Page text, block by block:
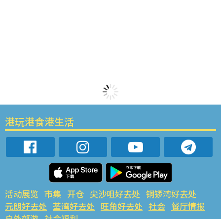
港玩港食港生活
活动展览 市集 开仓 尖沙咀好去处 铜锣湾好去处
元朗好去处 荃湾好去处 旺角好去处 社会 餐厅情报